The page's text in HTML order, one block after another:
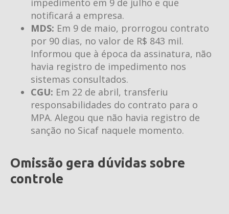
impedimento em 9 de julho e que
notificará a empresa.
MDS: Em 9 de maio, prorrogou contrato
por 90 dias, no valor de R$ 843 mil.
Informou que à época da assinatura, não
havia registro de impedimento nos
sistemas consultados.
CGU: Em 22 de abril, transferiu
responsabilidades do contrato para o
MPA. Alegou que não havia registro de
sanção no Sicaf naquele momento.
Omissão gera dúvidas sobre
controle